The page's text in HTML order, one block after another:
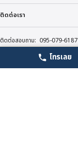
ติดต่อเรา
ติดต่อสอบถาม: 095-079-6187
© BoonForal 2026
โทรเลย
โทรเลย